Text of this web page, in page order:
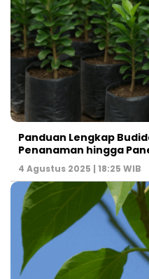
Panduan Lengkap
Penanaman hingga
4 Agustus 2025 | 18:25 WIB